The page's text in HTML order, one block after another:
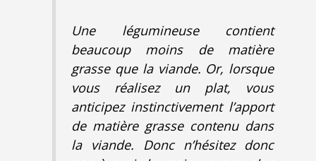
Une légumineuse contient
beaucoup moins de matière
grasse que la viande. Or, lorsque
vous réalisez un plat, vous
anticipez instinctivement l’apport
de matière grasse contenu dans
la viande. Donc n’hésitez donc